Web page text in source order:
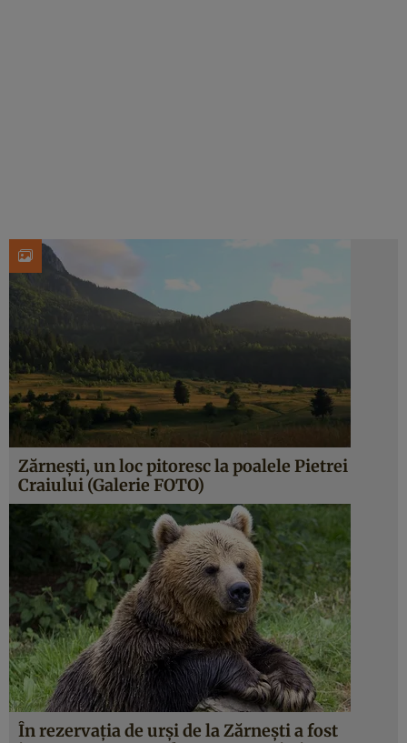
Zărneşti, un loc pitoresc la poalele Pietrei
Craiului (Galerie FOTO)
În rezervaţia de urşi de la Zărneşti a fost